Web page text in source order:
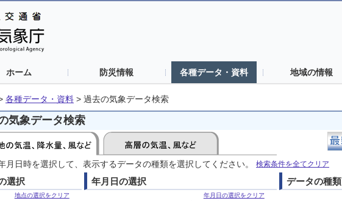
ホーム 防災情報 各種データ・資料 地域の情報
各種データ・資料 > 過去の気象データ検索
気象データ検索
月日時を選択して、表示するデータの種類を選択してください。 検索条件を全てクリア
選択
地点の選択をクリア
年月日の選択
年月日の選択をクリア
データの種類